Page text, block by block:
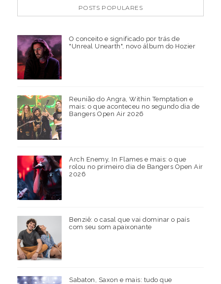
POSTS POPULARES
O conceito e significado por trás de
"Unreal Unearth", novo álbum do Hozier
Reunião do Angra, Within Temptation e
mais: o que aconteceu no segundo dia de
Bangers Open Air 2026
Arch Enemy, In Flames e mais: o que
rolou no primeiro dia de Bangers Open Air
2026
Benziê: o casal que vai dominar o país
com seu som apaixonante
Sabaton, Saxon e mais: tudo que